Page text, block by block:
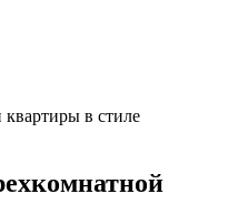
в стиле